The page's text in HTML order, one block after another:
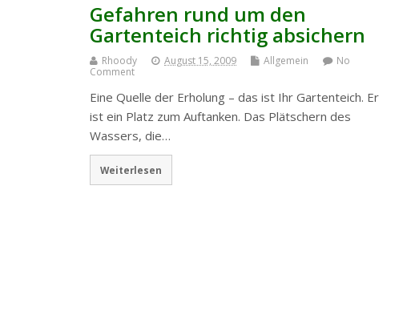
Gefahren rund um den
Gartenteich richtig absichern
Rhoody August 15, 2009 Allgemein
No
Comment
Eine Quelle der Erholung – das ist Ihr Gartenteich. Er
ist ein Platz zum Auftanken. Das Plätschern des
Wassers, die…
Weiterlesen